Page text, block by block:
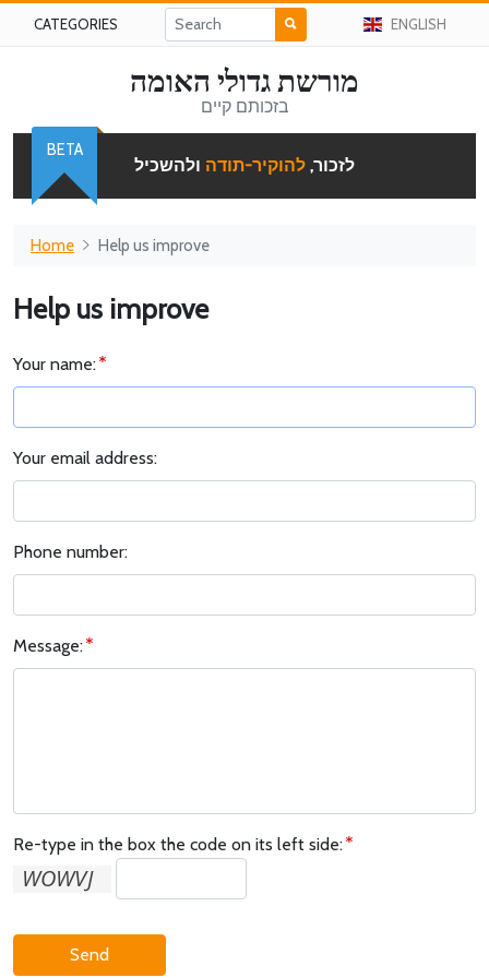
CATEGORIES ENGLISH
מורשת גדולי האומה
בזכותם קיים
לזכור, להוקיר-תודה ולהשכיל
BETA
Home Help us improve
Help us improve
Your name:
Your email address:
Phone number:
Message:
Re-type in the box the code on its left side:
Send